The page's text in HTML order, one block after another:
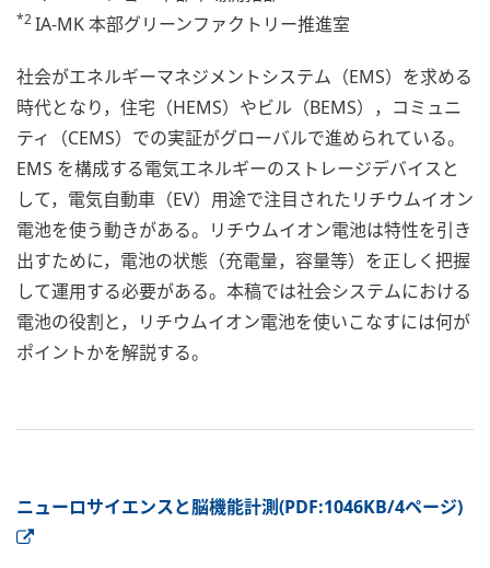
*2IA-MK 本部グリーンファクトリー推進室
社会がエネルギーマネジメントシステム（EMS）を求める
時代となり，住宅（HEMS）やビル（BEMS），コミュニ
ティ（CEMS）での実証がグローバルで進められている。
EMS を構成する電気エネルギーのストレージデバイスと
して，電気自動車（EV）用途で注目されたリチウムイオン
電池を使う動きがある。リチウムイオン電池は特性を引き
出すために，電池の状態（充電量，容量等）を正しく把握
して運用する必要がある。本稿では社会システムにおける
電池の役割と，リチウムイオン電池を使いこなすには何が
ポイントかを解説する。
ニューロサイエンスと脳機能計測(PDF:1046KB/4ページ)